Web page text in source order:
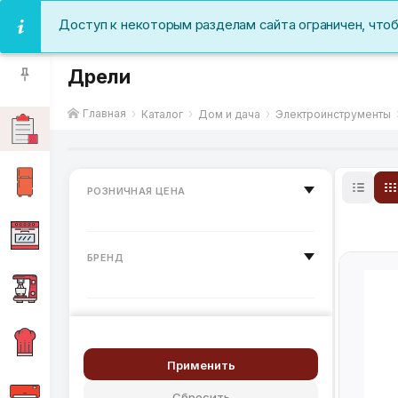
Дрели
Главная Каталог Дом и дача Электроинструменты
РОЗНИЧНАЯ ЦЕНА
БРЕНД
Доступ к некоторым разделам сайта ограничен,